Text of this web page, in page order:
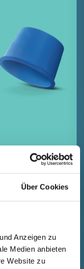
Über Cookies
Anzeigen zu
Medien anbieten
Website zu
oder
zum Testen